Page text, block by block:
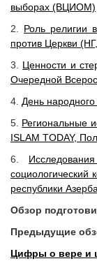
выборах (ВЦИОМ)
2. Роль религии
против Церкви
3. Ценности и
Очередной
4. День
5. Региональные
ISLAM TODAY,
6.
социологический
республики
Обзор
Предыдущие
Цифры о вере и